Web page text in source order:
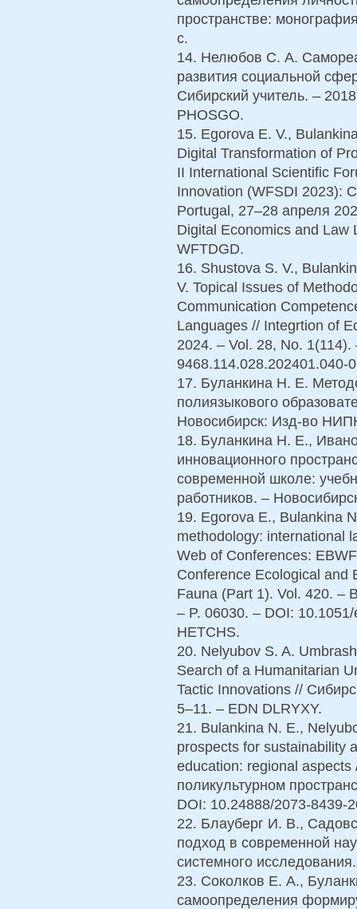
пространстве:
с.
14. Нелюбов С. А.
развития социальной
Сибирский учитель. –
PHOSGO.
15. Egorova E. V.,
Digital Transformation of
II International Scientific
Innovation (WFSDI 2023):
Portugal, 27–28 апреля
Digital Economics and Law
WFTDGD.
16. Shustova S. V.,
V. Topical Issues of
Communication
Languages // Integrtion of
2024. – Vol. 28, No.
9468.114.028.202401.040-
17. Буланкина Н. Е.
полиязыкового
Новосибирск: Изд-во
18. Буланкина Н. Е.,
инновационного
современной школе:
работников. –
19. Egorova E., Bulankina
methodology: international
Web of Conferences:
Conference Ecological and
Fauna (Part 1). Vol. 420. –
– P. 06030. – DOI:
HETCHS.
20. Nelyubov S. A.
Search of a Humanitarian
Tactic Innovations //
5–11. – EDN DLRYXY.
21. Bulankina N. E.,
prospects for sustainability
education: regional
поликультурном
DOI: 10.24888/2073-8439-
22. Блауберг И. В.,
подход в современной
системного
23. Соколков Е. А.,
самоопределения